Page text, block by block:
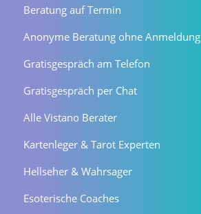
Beratung auf Termin
Anonyme Beratung ohne Anmeldung
Gratisgespräch am Telefon
Gratisgespräch per Chat
Alle Vistano Berater
Kartenleger & Tarot Experten
Hellseher & Wahrsager
Esoterische Coaches